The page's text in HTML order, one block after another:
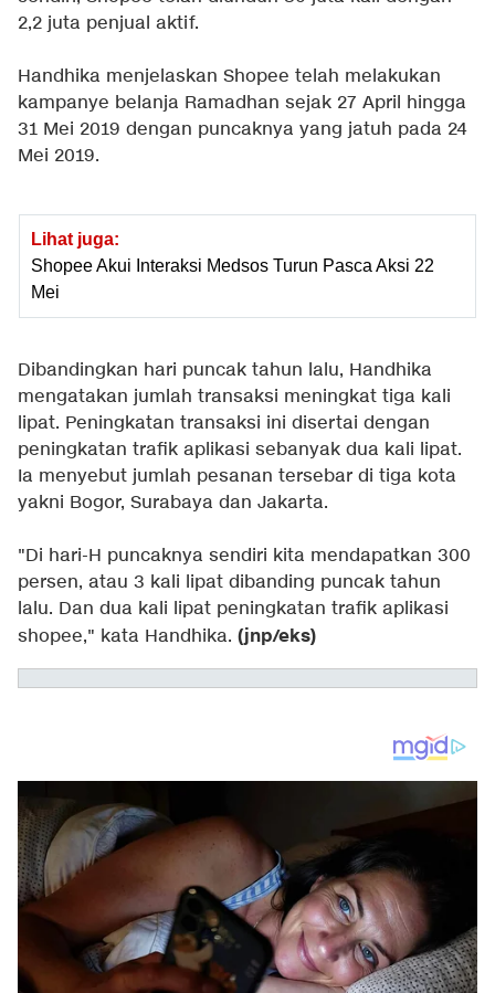
2,2 juta penjual aktif.
Handhika menjelaskan Shopee telah melakukan
kampanye belanja Ramadhan sejak 27 April hingga
31 Mei 2019 dengan puncaknya yang jatuh pada 24
Mei 2019.
Lihat juga:
Shopee Akui Interaksi Medsos Turun Pasca Aksi 22
Mei
Dibandingkan hari puncak tahun lalu, Handhika
mengatakan jumlah transaksi meningkat tiga kali
lipat. Peningkatan transaksi ini disertai dengan
peningkatan trafik aplikasi sebanyak dua kali lipat.
Ia menyebut jumlah pesanan tersebar di tiga kota
yakni Bogor, Surabaya dan Jakarta.
"Di hari-H puncaknya sendiri kita mendapatkan 300
persen, atau 3 kali lipat dibanding puncak tahun
lalu. Dan dua kali lipat peningkatan trafik aplikasi
shopee," kata Handhika. (jnp/eks)